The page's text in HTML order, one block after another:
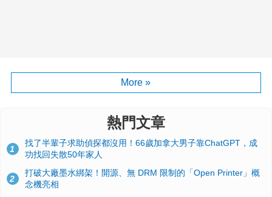
More »
熱門文章
1
找了半輩子求助偵探都沒用！66歲加拿大男子靠ChatGPT，成
功找回失散50年家人
2
打破大廠墨水綁架！開源、無 DRM 限制的「Open Printer」概
念機亮相